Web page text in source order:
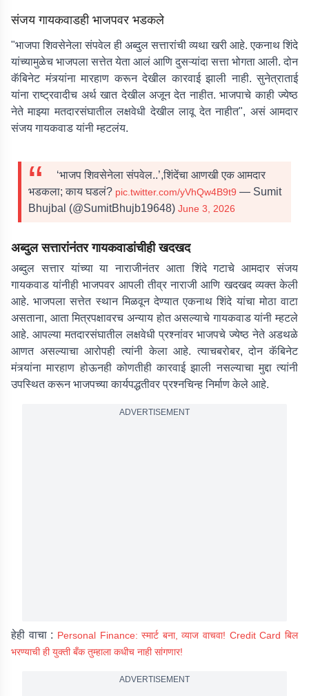
संजय गायकवाडही भाजपवर भडकले
"भाजपा शिवसेनेला संपवेल ही अब्दुल सत्तारांची व्यथा खरी आहे. एकनाथ शिंदे
यांच्यामुळेच भाजपला सत्तेत येता आलं आणि दुसऱ्यांदा सत्ता भोगता आली. दोन
कॅबिनेट मंत्र्यांना मारहाण करून देखील कारवाई झाली नाही. सुनेत्राताई
यांना राष्ट्रवादीच अर्थ खात देखील अजून देत नाहीत. भाजपाचे काही ज्येष्ठ
नेते माझ्या मतदारसंघातील लक्षवेधी देखील लावू देत नाहीत", असं आमदार
संजय गायकवाड यांनी म्हटलंय.
‘भाजप शिवसेनेला संपवेल..’,शिंदेंचा आणखी एक आमदार
भडकला; काय घडलं? pic.twitter.com/yVhQw4B9t9 — Sumit
Bhujbal (@SumitBhujb19648) June 3, 2026
अब्दुल सत्तारांनंतर गायकवाडांचीही खदखद
अब्दुल सत्तार यांच्या या नाराजीनंतर आता शिंदे गटाचे आमदार संजय
गायकवाड यांनीही भाजपवर आपली तीव्र नाराजी आणि खदखद व्यक्त केली
आहे. भाजपला सत्तेत स्थान मिळवून देण्यात एकनाथ शिंदे यांचा मोठा वाटा
असताना, आता मित्रपक्षावरच अन्याय होत असल्याचे गायकवाड यांनी म्हटले
आहे. आपल्या मतदारसंघातील लक्षवेधी प्रश्नांवर भाजपचे ज्येष्ठ नेते अडथळे
आणत असल्याचा आरोपही त्यांनी केला आहे. त्याचबरोबर, दोन कॅबिनेट
मंत्र्यांना मारहाण होऊनही कोणतीही कारवाई झाली नसल्याचा मुद्दा त्यांनी
उपस्थित करून भाजपच्या कार्यपद्धतीवर प्रश्नचिन्ह निर्माण केले आहे.
ADVERTISEMENT
हेही वाचा : Personal Finance: स्मार्ट बना, व्याज वाचवा! Credit Card बिल
भरण्याची ही युक्ती बँक तुम्हाला कधीच नाही सांगणार!
ADVERTISEMENT